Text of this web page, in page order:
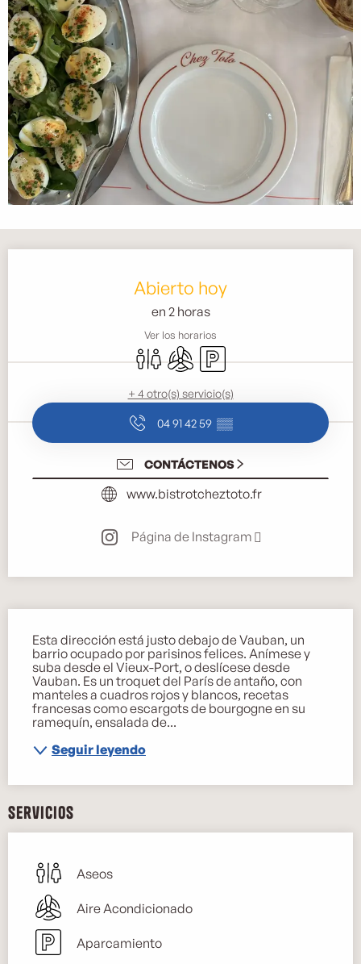
Abierto hoy
en 2 horas
Ver los horarios
Aseos Aire Acondicionado
Aparcamiento
+ 4 otro(s) servicio(s)
04 91 42 59 ▒▒
CONTÁCTENOS
www.bistrotcheztoto.fr
Página de Instagram
Esta dirección está justo debajo de Vauban, un
barrio ocupado por parisinos felices. Anímese y
suba desde el Vieux-Port, o deslícese desde
Vauban. Es un troquet del París de antaño, con
manteles a cuadros rojos y blancos, recetas
francesas como escargots de bourgogne en su
ramequín, ensalada de...
Seguir leyendo
Servicios
Aseos
Aire Acondicionado
Aparcamiento